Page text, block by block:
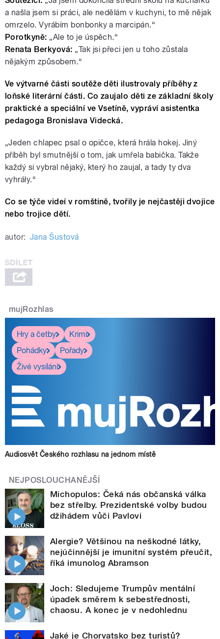
a našla jsem si práci, ale nedělám v kuchyni, to mě nějak
omrzelo. Vyrábím bonbonky a marcipán.“
Porotkyně: „Ale to je úspěch.“
Renata Berkyová: „Tak jsi přeci jen u toho zůstala
nějakým způsobem.“
Ve výtvarné části soutěže děti ilustrovaly příběhy z
loňské literární části. Co zaujalo děti ze základní školy
praktické a speciální ve Vsetíně, vypráví asistentka
pedagoga Bronislava Videcká.
„Jeden chlapec psal o opičce, která hrála hokej. Jiný
příběh byl smutnější o tom, jak umřela babička. Takže
každý si vybral nějaký, který ho zaujal, a tady ty dva
vyhrály.“
Co se týče videí v romštině, tvořily je nejčastěji dvojice
nebo trojice dětí.
autor: Jana Šustová
mujRozhlas
Hry a četby
Krimi
Pohádky
Pořady
Živé vysílání
Audiosvět Českého rozhlasu na jednom místě
NEJPOSLOUCHANĚJŠÍ
Michopulos: Čeká nás občanská válka
bez střelby. Prezidentské volby budou
džihádem vůči Pavlovi
Alergie? Většinou na neškodné látky,
nejúčinnější je imunitní systém přeučit,
říká imunolog Abramson
Joch: Sledujeme Trumpův mentální
úpadek směrem k sebestřednosti,
chaosu. A konec je v nedohlednu
Jaké je Chorvatsko bez turistů?